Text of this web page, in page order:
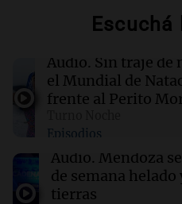
05:31 Ciencia
El AMOC se
importante corriente
04:00 Deportes
Polémica en el
corredores que no
a hospitales
Audio. Sin traje de
el Mundial de
frente al Perito
Episodios
Audio. Mendoza
de semana
tierras